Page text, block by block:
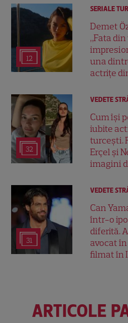
12
SERIALE
Demet
„Fata
una
actrițe
32
VEDETE
Cum își
iubite
turcești.
Erçel și
imagini
31
VEDETE
Can
într-o
diferită.
avocat în
filmat în
ARTICOLE